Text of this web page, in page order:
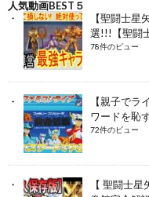
人気動画BEST５
【聖闘士星
選!!!【聖闘
78件のビュー
【親子でラ
ワードを恥
72件のビュー
【 聖闘士